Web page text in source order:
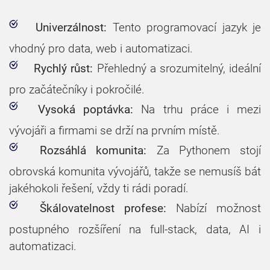
Pochopení verzovacích systémů (GIT,
GitHub)
Příprava a prezentace závěrečného projektu
(aplikace vytvořená na základě osvojených
znalostí během kurzu)
Univerzálnost: Tento programovací jazyk je
vhodný pro data, web i automatizaci.
Rychlý růst: Přehledný a srozumitelný, ideální
pro začátečníky i pokročilé.
Vysoká poptávka: Na trhu práce i mezi
vývojáři a firmami se drží na prvním místě.
Rozsáhlá komunita: Za Pythonem stojí
obrovská komunita vývojářů, takže se nemusíš bát
jakéhokoli řešení, vždy ti rádi poradí.
Škálovatelnost profese: Nabízí možnost
postupného rozšíření na full-stack, data, AI i
automatizaci.